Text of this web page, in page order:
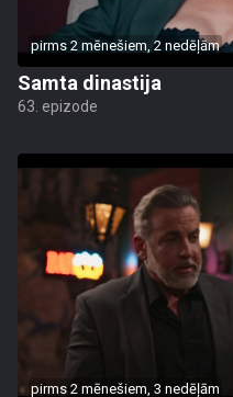
pirms 2 mēnešiem, 2 nedēļām
Samta dinastija
63. epizode
pirms 2 mēnešiem, 3 nedēļām